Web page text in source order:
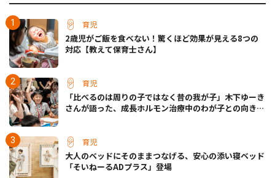
育児
2歳児がご飯を食べない！驚くほど効果が見える8つの
対応【教えて保育士さん】
育児
「比べるのは周りの子ではなく昔の我が子」木下ゆーき
さんが語った、成長ホルモン治療中のわが子との向き合
育児
大人のベッドにそのままつなげる、安心の添い寝ベッド
「そいねーるADプラス」登場